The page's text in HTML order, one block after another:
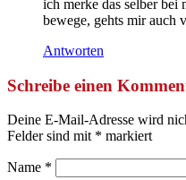
ich merke das selber bei
bewege, gehts mir auch
Antworten
Schreibe einen
Deine E-Mail-Adresse wird
Felder sind mit * markiert
Name *